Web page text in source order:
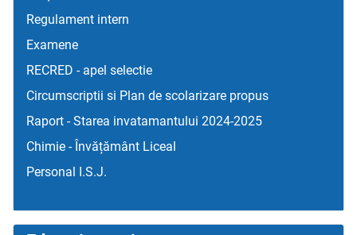
Regulament intern
Examene
RECRED - apel selectie
Circumscriptii si Plan de scolarizare propus
Raport - Starea invatamantului 2024-2025
Chimie - Învățământ Liceal
Personal I.S.J.